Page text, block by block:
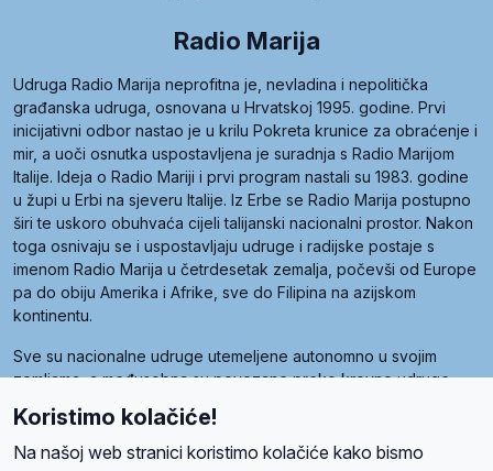
Radio Marija
Udruga Radio Marija neprofitna je, nevladina i nepolitička
građanska udruga, osnovana u Hrvatskoj 1995. godine. Prvi
inicijativni odbor nastao je u krilu Pokreta krunice za obraćenje i
mir, a uoči osnutka uspostavljena je suradnja s Radio Marijom
Italije. Ideja o Radio Mariji i prvi program nastali su 1983. godine
u župi u Erbi na sjeveru Italije. Iz Erbe se Radio Marija postupno
širi te uskoro obuhvaća cijeli talijanski nacionalni prostor. Nakon
toga osnivaju se i uspostavljaju udruge i radijske postaje s
imenom Radio Marija u četrdesetak zemalja, počevši od Europe
pa do obiju Amerika i Afrike, sve do Filipina na azijskom
kontinentu.
Sve su nacionalne udruge utemeljene autonomno u svojim
zemljama, a međusobna su povezane preko krovne udruge
Radio Maria). Svjetsku obitelj utemeljilo je sedam članica, među
kojima je i hrvatska Udruga Radio Marija.
Koristimo kolačiće!
Na našoj web stranici koristimo kolačiće kako bismo